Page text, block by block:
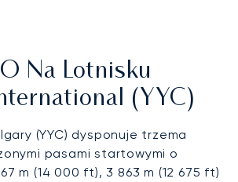
Na Lotnisku
(YYC)
(YYC) dysponuje trzema
pasami startowymi o
m (14 000 ft), 3 863 m (12 675 ft)